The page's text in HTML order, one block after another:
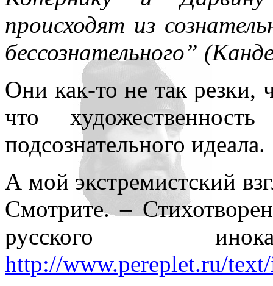
всюду применял как чисто
противопоставляя
подсознательное часто
то обеспечивает любое
одна его часть, которая –
– обеспечивает в
подсознаний автора и
поводу. По
подсознаний в
то, знаемом и рожденном
происходят из
бессознательного”
Они как-то не так резки,
что
подсознательного идеала.
А мой экстремистский
Смотрите. –
русского
http://www.pereplet.ru/